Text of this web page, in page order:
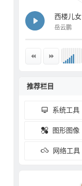
西楼儿女
岳云鹏
推荐栏目
系统工具
图形图像
网络工具